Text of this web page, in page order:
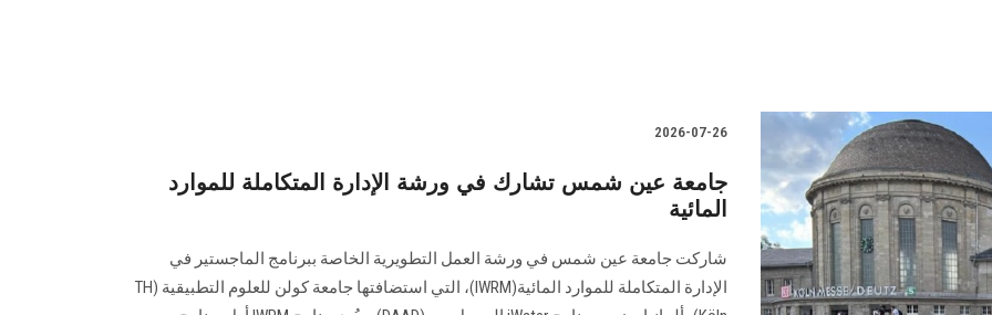
2026-07-26
جامعة عين شمس تشارك في ورشة الإدارة المتكاملة للموارد
المائية
شاركت جامعة عين شمس في ورشة العمل التطويرية الخاصة ببرنامج الماجستير في
الإدارة المتكاملة للموارد المائية(IWRM)، التي استضافتها جامعة كولن للعلوم التطبيقية (TH